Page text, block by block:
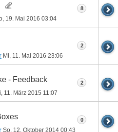
19. Mai 2016 03:04
8
Mi, 11. Mai 2016 23:06
2
- Feedback
11. März 2015 11:07
2
So, 12. Oktober 2014 00:43
0